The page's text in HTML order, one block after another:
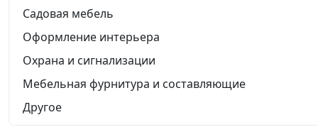
Садовая мебель
Оформление интерьера
Охрана и сигнализации
Мебельная фурнитура и составляющие
Другое